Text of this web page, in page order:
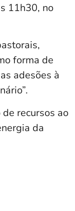
11h30, no
forma de
adesões à
recursos ao
da